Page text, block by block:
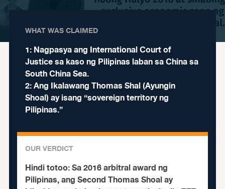
WHAT WAS CLAIMED
1: Nagpasya ang International Court of
Justice sa kaso ng Pilipinas laban sa China sa
South China Sea.
2: Ang Ikalawang Thomas Shal (Ayungin
Shoal) ay isang “sovereign territory ng
Pilipinas.”
OUR VERDICT
Hindi totoo:Sa 2016 arbitral award ng
Pilipinas, ang Second Thomas Shoal ay